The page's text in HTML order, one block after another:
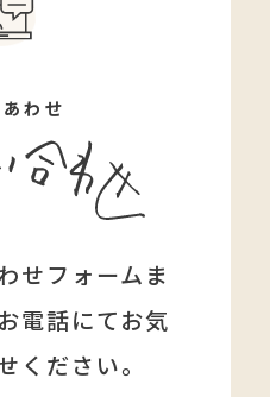
わせ
せフォームま
お電話にてお気
ください。